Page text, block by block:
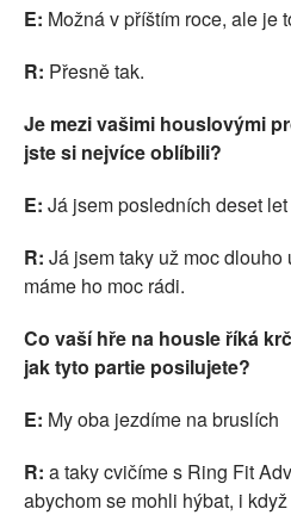
E: Možná v příštím roce, ale je
R: Přesně tak.
Je mezi vašimi houslovými
jste si nejvíce oblíbili?
E: Já jsem posledních deset
R: Já jsem taky už moc
máme ho moc rádi.
Co vaší hře na housle říká
jak tyto partie posilujete?
E: My oba jezdíme na bruslích
R: ataky cvičíme s Ring Fit
abychom se mohli hýbat, i